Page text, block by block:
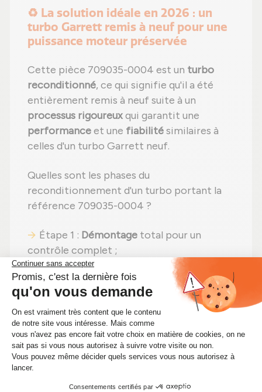
♻️ La solution idéale en 2026 : un
turbo Garrett remis à neuf pour une
puissance moteur préservée
Cette pièce 709035-0004 est un turbo
reconditionné, ce qui signifie qu'il a été
entièrement remis à neuf suite à un
processus rigoureuxqui garantit une
performanceet une fiabilitésimilaires à
celles d'un turbo Garrett neuf.
Quelles sont les phases du
reconditionnement d'un turbo portant la
référence 709035-0004 ?
Étape 1 : Démontage total pour un
contrôle complet ;
Étape 2 :Nettoyage minutieux
éliminer toute impureté ;
Étape 3 :Contrôle détaillé
de chaque
élément ;
Étape 4 :Remplacement des pièces
défectueusespar des pièces neuves ;
Étape 5 :Remontageavec des réglages
effectués selon les recommandations du
fabricant ;